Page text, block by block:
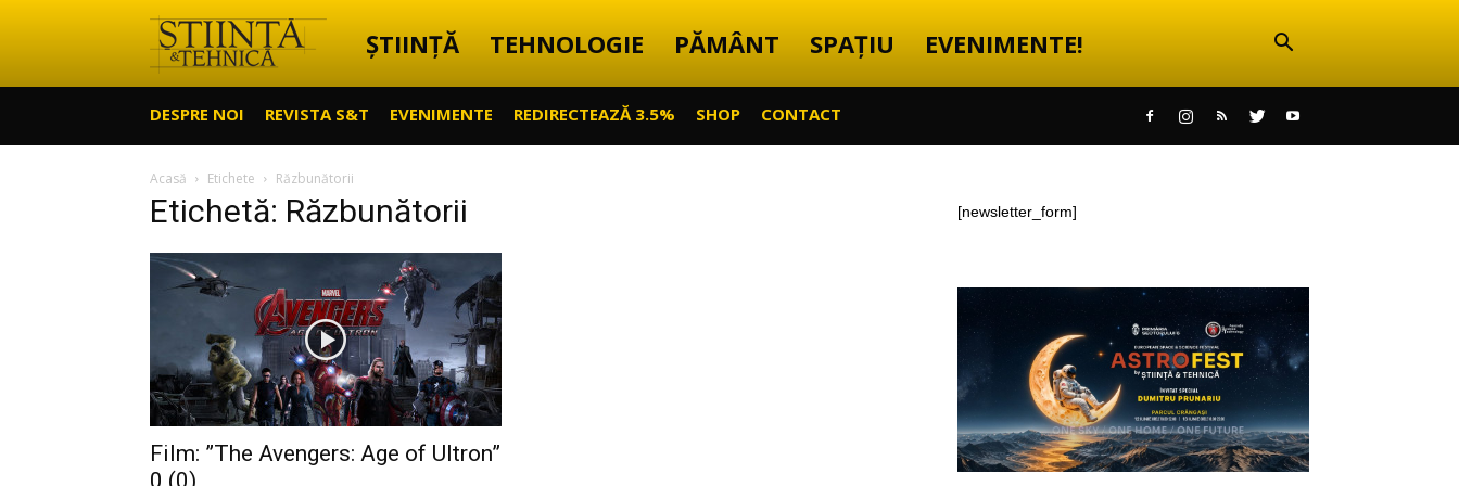
Știință
Tehnică
ȘTIINȚĂ TEHNOLOGIE PĂMÂNT SPAȚIU EVENIMENTE!
DESPRE NOI REVISTA S&T EVENIMENTE REDIRECTEAZĂ 3.5% SHOP CONTACT
Acasă Etichete Răzbunătorii
Etichetă: Răzbunătorii
Film: ”The Avengers: Age of Ultron”
0 (0)
[newsletter_form]